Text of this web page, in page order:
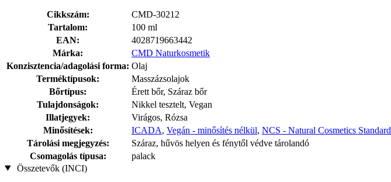
Cikkszám:
CMD-30212
Tartalom:
100 ml
EAN:
4028719663442
Márka:
CMD Naturkosmetik
Konzisztencia/adagolási forma: Olaj
Terméktípusok:
Masszázsolajok
Bőrtípus:
Érett bőr, Száraz bőr
Tulajdonságok:
Nikkel tesztelt, Vegan
Illatjegyek:
Virágos, Rózsa
Minősítések:
ICADA, Vegán - minősítés nélkül, NCS - Natural Cosmetics Standard
Tárolási megjegyzés:
Száraz, hűvös helyen és fénytől védve tárolandó
Csomagolás típusa:
palack
Összetevők (INCI)